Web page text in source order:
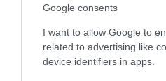
Google consents
I want to allow Google to
related to advertising like
device identifiers in apps.
Saccharum distinguido
piscina de hotel de
1 Jun 15:44